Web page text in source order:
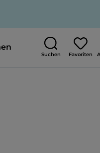
Suchen Favoriten